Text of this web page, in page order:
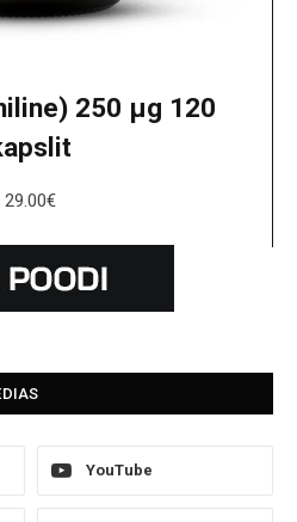
250 μg 120
29.00€
YouTube